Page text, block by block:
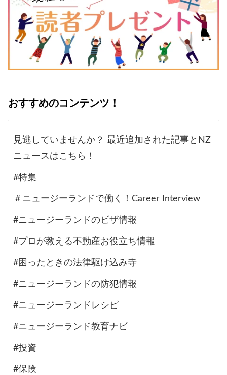
おすすめのコンテンツ！
見逃していませんか？ 最近追加された記事とNZ
ニュースはこちら！
#特集
＃ニュージーランドで働く！Career Interview
#ニュージーランドのビザ情報
#プロが教える不動産お役立ち情報
#困ったときの法律駆け込み寺
#ニュージーランドの防犯情報
#ニュージーランドレシピ
#ニュージーランド教育ナビ
#投資
#保険